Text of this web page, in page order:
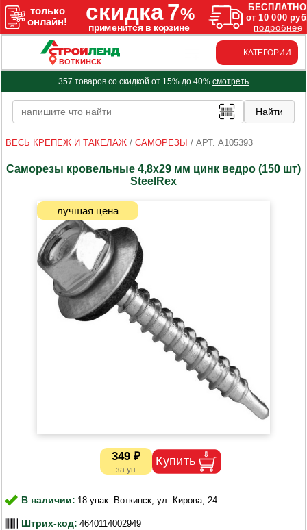
ВОТКИНСК
КАТЕГОРИИ
357 товаров со скидкой от 15% до 40% смотреть
ВЕСЬ КРЕПЕЖ И ТАКЕЛАЖ/ САМОРЕЗЫ / АРТ. A105393
Саморезы кровельные 4,8х29 мм цинк ведро (150 шт)
SteelRex
349 ₽
В наличии: 18 упак. Воткинск, ул. Кирова, 24
Штрих-код: 4640114002949